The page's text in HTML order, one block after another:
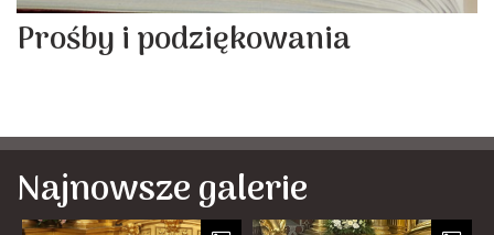
Prośby i podziękowania
Najnowsze galerie